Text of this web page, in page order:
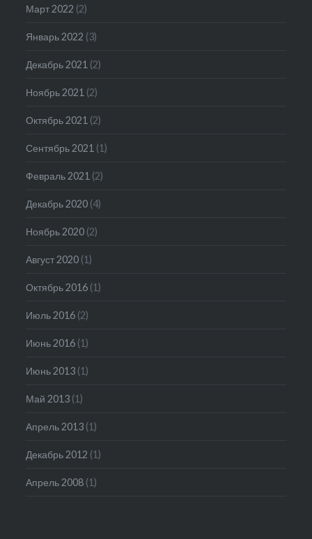
Март 2022 (2)
Январь 2022 (3)
Декабрь 2021 (2)
Ноябрь 2021 (2)
Октябрь 2021 (2)
Сентябрь 2021 (1)
Февраль 2021 (2)
Декабрь 2020 (4)
Ноябрь 2020 (2)
Август 2020 (1)
Октябрь 2016 (1)
Июль 2016 (2)
Июнь 2016 (1)
Июнь 2013 (1)
Май 2013 (1)
Апрель 2013 (1)
Декабрь 2012 (1)
Апрель 2008 (1)